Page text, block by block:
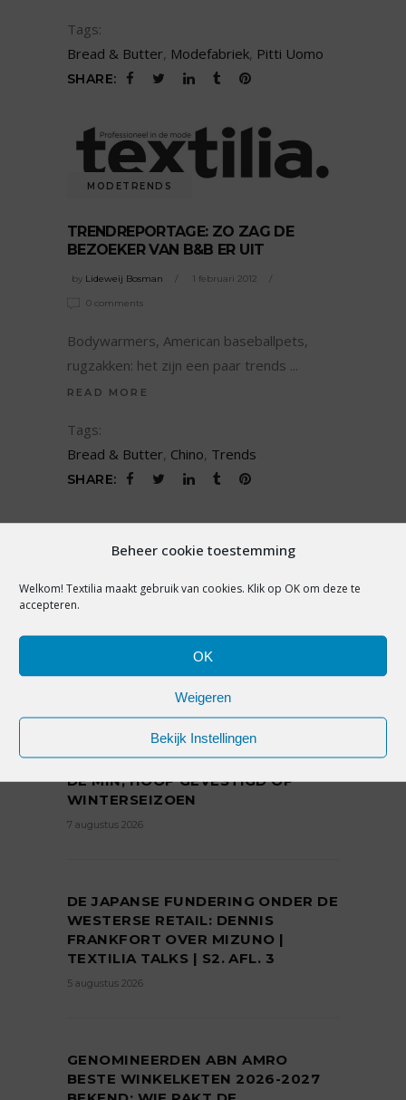
Beheer cookie toestemming
Welkom! Textilia maakt gebruik van cookies. Klik op OK om deze te
accepteren.
OK
Weigeren
Bekijk Instellingen
Tags:
Bread & Butter, Modefabriek, Pitti Uomo
SHARE:
MODETRENDS
TRENDREPORTAGE: ZO ZAG DE
BEZOEKER VAN B&B ER UIT
by Lideweij Bosman 1 februari 2012
0 comments
Bodywarmers, American baseballpets,
rugzakken: het zijn een paar trends
READ MORE
Tags:
Bread & Butter, Chino, Trends
SHARE:
TALKS
ZOMERSOLDEN IN BELGIË LICHT IN
DE MIN, HOOP GEVESTIGD OP
WINTERSEIZOEN
7 augustus 2026
DE JAPANSE FUNDERING ONDER DE
WESTERSE RETAIL: DENNIS
FRANKFORT OVER MIZUNO |
TEXTILIA TALKS | S2. AFL. 3
5 augustus 2026
GENOMINEERDEN ABN AMRO
BESTE WINKELKETEN 2026-2027